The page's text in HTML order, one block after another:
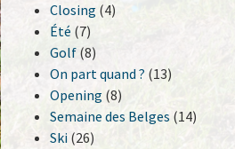
Closing (4)
Été (7)
Golf (8)
On part quand ? (13)
Opening (8)
Semaine des Belges (14)
Ski (26)